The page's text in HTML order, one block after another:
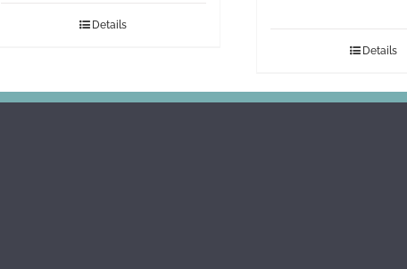
Details
Details